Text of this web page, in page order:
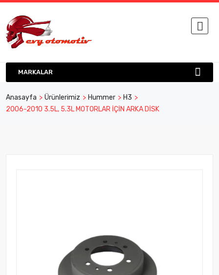
MARKALAR
Anasayfa Ürünlerimiz Hummer
H3
2006-2010 3.5L, 5.3L MOTORLAR İÇİN ARKA DİSK